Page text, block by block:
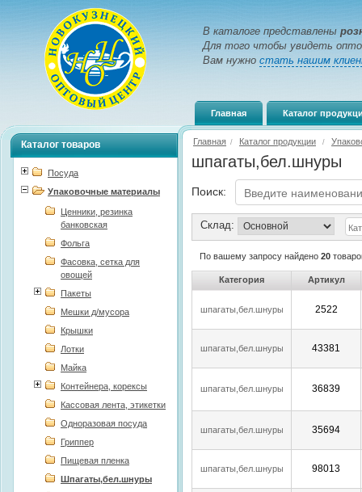
В каталоге представлены
Для того чтобы увидеть
Вам нужностать нашим
Главная Каталог
Каталог товаров
Посуда
Упаковочные материалы
Ценники, резинка
банковская
Фольга
Фасовка, сетка для
овощей
Пакеты
Мешки д/мусора
Крышки
Лотки
Майка
Контейнера, корексы
Кассовая лента, этикетки
Одноразовая посуда
Гриппер
Пищевая пленка
Шпагаты,бел.шнуры
Главная / Каталог продукции /
шпагаты,бел.шнуры
Поиск:
Склад:
По вашему запросу найдено 20
Категория Артикул
шпагаты,бел.шнуры 2522
шпагаты,бел.шнуры 43381
шпагаты,бел.шнуры 36839
шпагаты,бел.шнуры 35694
шпагаты,бел.шнуры 98013